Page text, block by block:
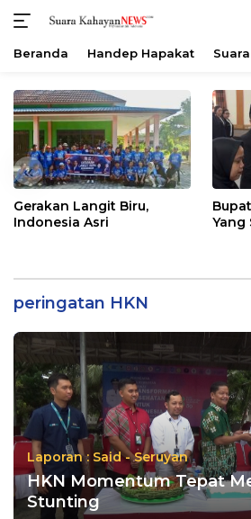
konten
Beranda Handep Hapakat
«
Gerakan Langit Biru,
Indonesia Asri
Yang
peringatan HKN
Laporan : Said - Seruyan
HKN Momentum Tepat
Stunting